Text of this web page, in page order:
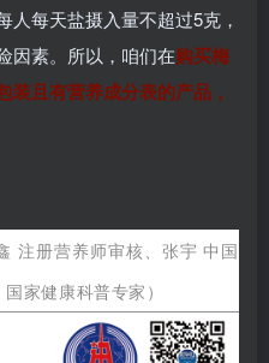
人每天盐摄入量不超过5克，
因素。所以，咱们在购买梅
且有营养成分表的产品，
注册营养师审核、张宇 中国
家健康科普专家 ）